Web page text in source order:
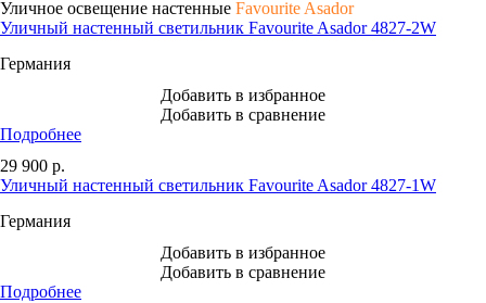
Уличное освещение настенные Favourite Asador
Уличный настенный светильник Favourite Asador 4827-2W
Германия
Добавить в избранное
Добавить в сравнение
Подробнее
29 900 р.
Уличный настенный светильник Favourite Asador 4827-1W
Германия
Добавить в избранное
Добавить в сравнение
Подробнее